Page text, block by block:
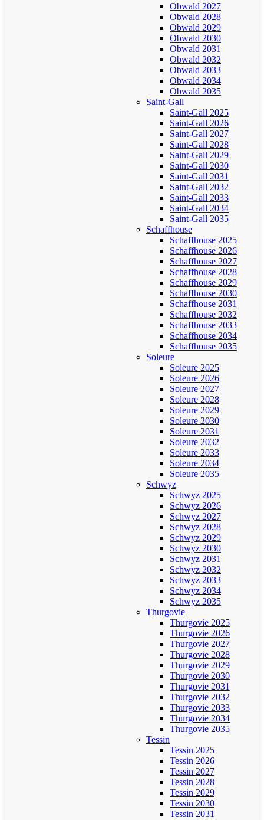
Obwald 2027
Obwald 2028
Obwald 2029
Obwald 2030
Obwald 2031
Obwald 2032
Obwald 2033
Obwald 2034
Obwald 2035
Saint-Gall
Saint-Gall 2025
Saint-Gall 2026
Saint-Gall 2027
Saint-Gall 2028
Saint-Gall 2029
Saint-Gall 2030
Saint-Gall 2031
Saint-Gall 2032
Saint-Gall 2033
Saint-Gall 2034
Saint-Gall 2035
Schaffhouse
Schaffhouse 2025
Schaffhouse 2026
Schaffhouse 2027
Schaffhouse 2028
Schaffhouse 2029
Schaffhouse 2030
Schaffhouse 2031
Schaffhouse 2032
Schaffhouse 2033
Schaffhouse 2034
Schaffhouse 2035
Soleure
Soleure 2025
Soleure 2026
Soleure 2027
Soleure 2028
Soleure 2029
Soleure 2030
Soleure 2031
Soleure 2032
Soleure 2033
Soleure 2034
Soleure 2035
Schwyz
Schwyz 2025
Schwyz 2026
Schwyz 2027
Schwyz 2028
Schwyz 2029
Schwyz 2030
Schwyz 2031
Schwyz 2032
Schwyz 2033
Schwyz 2034
Schwyz 2035
Thurgovie
Thurgovie 2025
Thurgovie 2026
Thurgovie 2027
Thurgovie 2028
Thurgovie 2029
Thurgovie 2030
Thurgovie 2031
Thurgovie 2032
Thurgovie 2033
Thurgovie 2034
Thurgovie 2035
Tessin
Tessin 2025
Tessin 2026
Tessin 2027
Tessin 2028
Tessin 2029
Tessin 2030
Tessin 2031